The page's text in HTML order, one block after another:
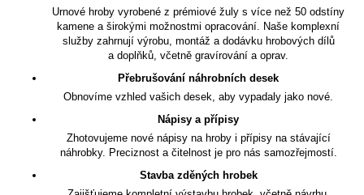
Urnové hroby vyrobené z prémiové žuly s více než 50 odstíny
kamene a širokými možnostmi opracování. Naše komplexní
služby zahrnují výrobu, montáž a dodávku hrobových dílů
a doplňků, včetně gravírování a oprav.
Přebrušování náhrobních desek
Obnovíme vzhled vašich desek, aby vypadaly jako nové.
Nápisy a přípisy
Zhotovujeme nové nápisy na hroby i přípisy na stávající
náhrobky. Preciznost a čitelnost je pro nás samozřejmostí.
Stavba zděných hrobek